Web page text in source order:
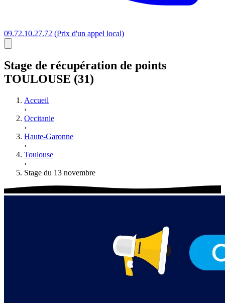
09.72.10.27.72 (Prix d'un appel local)
Stage de récupération de points
TOULOUSE (31)
Accueil
›
Occitanie
›
Haute-Garonne
›
Toulouse
›
Stage du 13 novembre